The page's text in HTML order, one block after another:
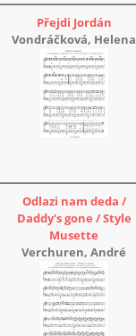
Přejdi Jordán
Vondráčková, Helena
Odlazi nam deda /
Daddy's gone / Style
Musette
Verchuren, André